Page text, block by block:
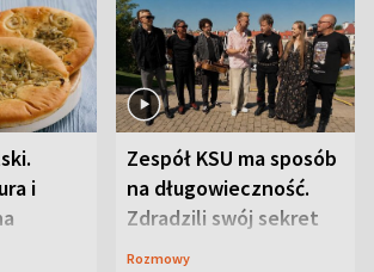
i
Zespół KSU ma sposób
na długowieczność.
Zdradzili swój sekret
Rozmowy